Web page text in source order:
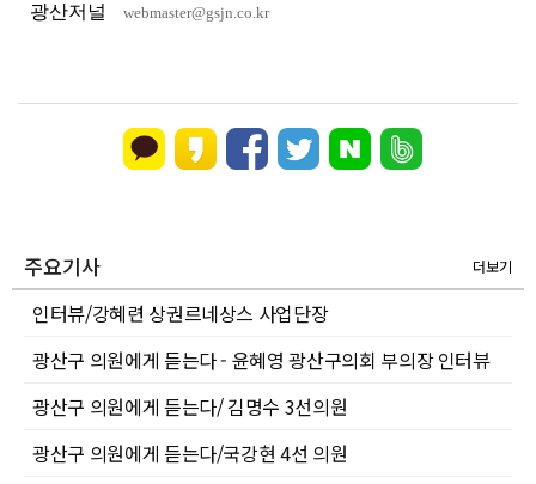
광산저널 webmaster@gsjn.co.kr
주요기사 더보기
인터뷰/강혜련 상권르네상스 사업단장
광산구 의원에게 듣는다 - 윤혜영 광산구의회 부의장 인터뷰
광산구 의원에게 듣는다/ 김명수 3선의원
광산구 의원에게 듣는다/국강현 4선 의원